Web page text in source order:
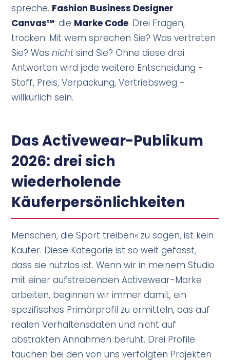
spreche. Fashion Business Designer
Canvas™: die Marke Code. Drei Fragen,
trocken: Mit wem sprechen Sie? Was vertreten
Sie? Wasnichtsind Sie? Ohne diese drei
Antworten wird jede weitere Entscheidung -
Stoff, Preis, Verpackung, Vertriebsweg -
willkürlich sein.
Das Activewear-Publikum
2026: drei sich
wiederholende
Käuferpersönlichkeiten
Menschen, die Sport treiben« zu sagen, ist kein
Käufer. Diese Kategorie ist so weit gefasst,
dass sie nutzlos ist. Wenn wir in meinem Studio
mit einer aufstrebenden Activewear-Marke
arbeiten, beginnen wir immer damit, ein
spezifisches Primärprofil zu ermitteln, das auf
realen Verhaltensdaten und nicht auf
abstrakten Annahmen beruht. Drei Profile
tauchen bei den von uns verfolgten Projekten